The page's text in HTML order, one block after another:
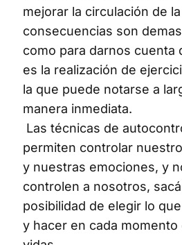
mejorar la circulación de
consecuencias son
como para darnos cuenta
es la realización de
la que puede notarse a
manera inmediata.
Las técnicas de
permiten controlar
y nuestras emociones, y
controlen a nosotros,
posibilidad de elegir lo
y hacer en cada